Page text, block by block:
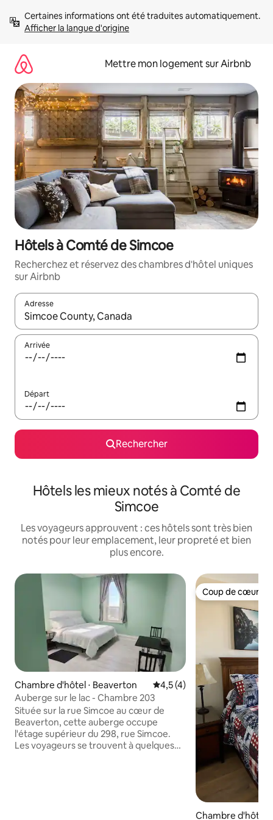
directement
Afficher la langue d'origine
Mettre mon logement sur Airbnb
Hôtels à Comté de Simcoe
Recherchez et réservez des chambres d'hôtel uniques
sur Airbnb
Adresse
Lorsque les résultats s'affichent, utilisez les flèches vers le
Arrivée
Départ
Rechercher
Hôtels les mieux notés à Comté de
Simcoe
Les voyageurs approuvent : ces hôtels sont très bien
notés pour leur emplacement, leur propreté et bien
plus encore.
Chambre d'hôtel ⋅ Beaverton Évaluation moyenne sur la
4,5 (4)
Auberge sur le lac - Chambre 203
Située sur la rue Simcoe au cœur de
Beaverton, cette auberge occupe
l'étage supérieur du 298, rue Simcoe.
Les voyageurs se trouvent à quelques
Coup de cœur
Coup de cœur
Chambre d'hôtel